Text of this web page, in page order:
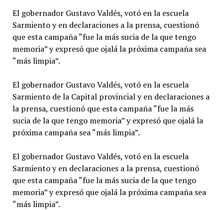
El gobernador Gustavo Valdés, votó en la escuela
Sarmiento y en declaraciones a la prensa, cuestionó
que esta campaña “fue la más sucia de la que tengo
memoria” y expresó que ojalá la próxima campaña sea
“más limpia”.
El gobernador Gustavo Valdés, votó en la escuela
Sarmiento de la Capital provincial y en declaraciones a
la prensa, cuestionó que esta campaña “fue la más
sucia de la que tengo memoria” y expresó que ojalá la
próxima campaña sea “más limpia”.
El gobernador Gustavo Valdés, votó en la escuela
Sarmiento y en declaraciones a la prensa, cuestionó
que esta campaña “fue la más sucia de la que tengo
memoria” y expresó que ojalá la próxima campaña sea
“más limpia”.